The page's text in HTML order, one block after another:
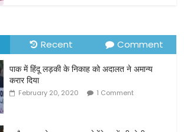
Recent Comment
पाक में हिंदू लड़की के निकाह को अदालत ने अमान्य
करार दिया
February 20, 2020 1 Comment